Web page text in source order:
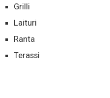
Grilli
Laituri
Ranta
Terassi